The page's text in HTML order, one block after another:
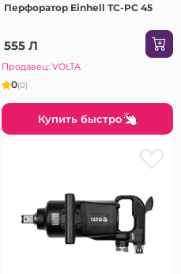
Перфоратор Einhell TC-PC 45
555 Л
Продавец: VOLTA
0(0)
Купить быстро